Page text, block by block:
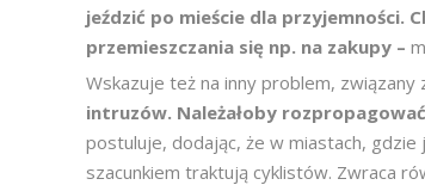
jeździć po mieście dla przyjemności.
przemieszczania się np. na zakupy –
Wskazuje też na inny problem, związany
intruzów. Należałoby
postuluje, dodając, że w miastach,
szacunkiem traktują cyklistów. Zwraca